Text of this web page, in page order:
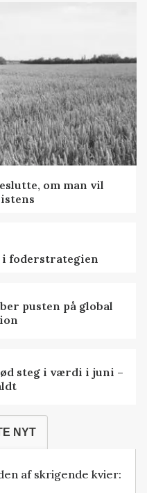
om man vil
i foderstrategien
pusten på global
steg i værdi i juni –
NYT
af skrigende kvier: